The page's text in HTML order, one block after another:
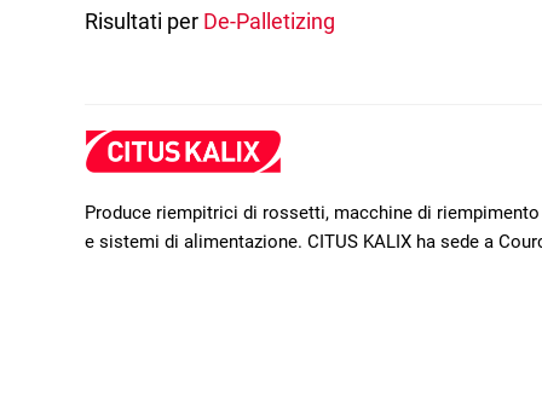
Risultati per De-Palletizing
Produce riempitrici di rossetti, macchine di
e sistemi di alimentazione. CITUS KALIX ha sede a